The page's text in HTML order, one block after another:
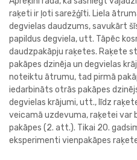
raķeti ir ļoti sarežģīti. Liela
degvielas daudzums, savukārt
papildus degviela, utt. Tāpēc
daudzpakāpju raķetes. Raķete
pakāpes dzinēja un degvielas
noteiktu ātrumu, tad pirmā
iedarbināts otrās pakāpes
degvielas krājumi, utt., līdz
veicamā uzdevuma, raķetei var
pakāpes (2. att.). Tikai 20.
eksperimenti vienpakāpes